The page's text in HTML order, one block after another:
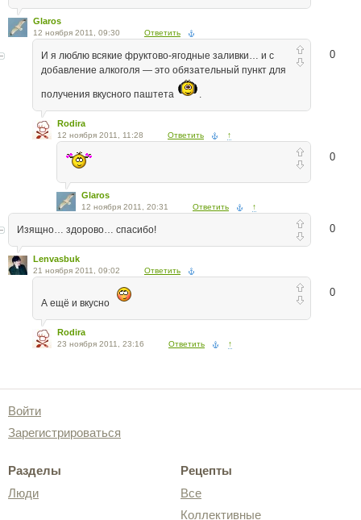
Glaros
12 ноября 2011, 09:30 Ответить
0
И я люблю всякие фруктово-ягодные заливки… и с
добавление алкоголя — это обязательный пункт для
получения вкусного паштета .
Rodira
12 ноября 2011, 11:28 Ответить ↑
0
Glaros
12 ноября 2011, 20:31 Ответить ↑
0
Изящно… здорово… спасибо!
Lenvasbuk
21 ноября 2011, 09:02 Ответить
0
А ещё и вкусно
Rodira
23 ноября 2011, 23:16 Ответить ↑
Войти
Зарегистрироваться
Разделы
Люди
Рецепты
Все
Коллективные